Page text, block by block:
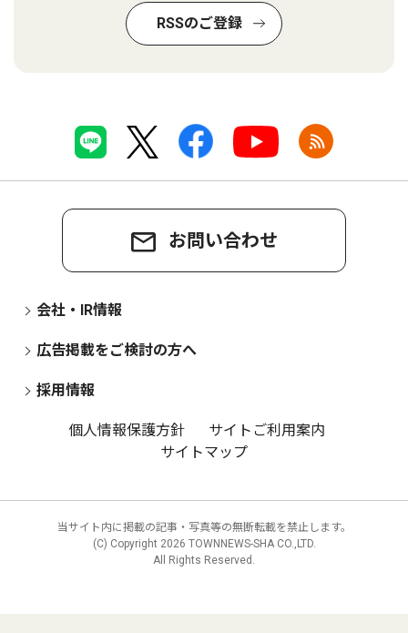
RSSのご登録
お問い合わせ
会社・IR情報
広告掲載をご検討の方へ
採用情報
個人情報保護方針
サイトご利用案内
サイトマップ
当サイト内に掲載の記事・写真等の無断転載を禁止します。
(C) Copyright 2026 TOWNNEWS-SHA CO.,LTD.
All Rights Reserved.